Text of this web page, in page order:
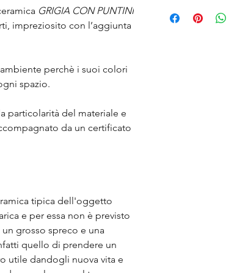
GRIGIA CON PUNTINI
impreziosito con l’aggiunta
perchè i suoi colori
spazio.
particolarità del materiale e
da un certificato
tipica dell'oggetto
e per essa non è previsto
grosso spreco e una
quello di prendere un
utile dandogli nuova vita e
ricezione dell'ordine